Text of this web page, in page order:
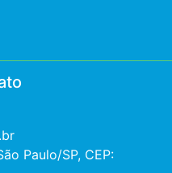
Paulo/SP, CEP: